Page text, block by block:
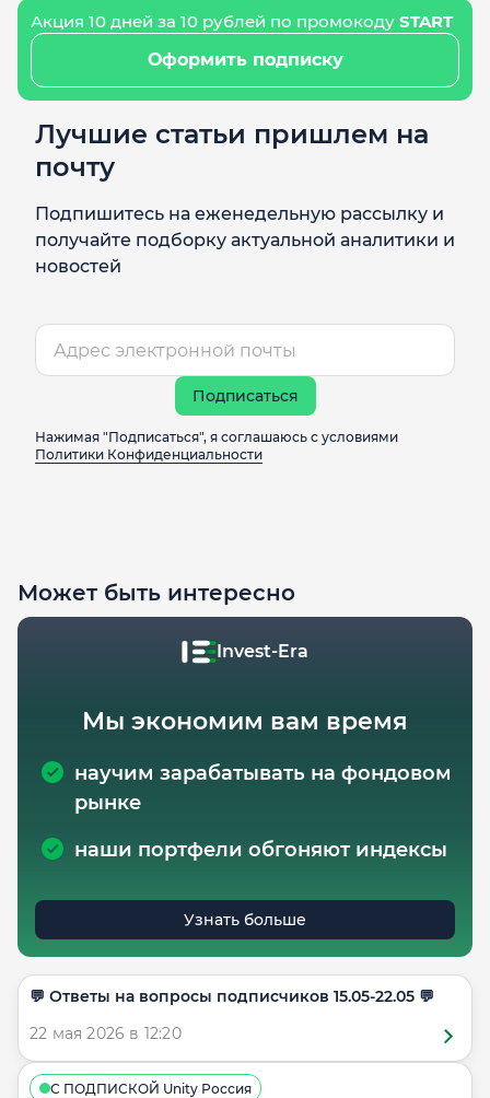
Акция 10 дней за 10 рублей по промокоду START
Оформить подписку
Лучшие статьи пришлем на
почту
Подпишитесь на еженедельную рассылку и
получайте подборку актуальной аналитики и
новостей
Подписаться
Нажимая "Подписаться", я соглашаюсь с условиями
Политики Конфиденциальности
Может быть интересно
Invest-Era
Мы экономим вам время
научим зарабатывать на фондовом
рынке
наши портфели обгоняют индексы
Узнать больше
​​💬 Ответы на вопросы подписчиков 15.05-22.05 💬
22 мая 2026 в 12:20
С ПОДПИСКОЙ Unity Россия